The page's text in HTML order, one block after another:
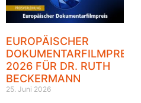
EUROPÄISCHER
DOKUMENTARFILMPREIS
2026 FÜR DR. RUTH
BECKERMANN
25. Juni 2026